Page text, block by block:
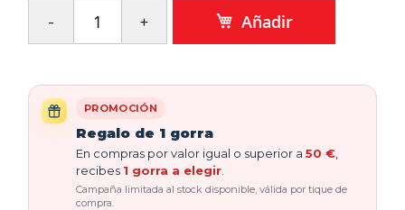
Añadir
PROMOCIÓN
Regalo de 1 gorra
En compras por valor igual o superior a 50 €
recibes 1 gorra a elegir
Campaña limitada al stock disponible, válida por tique de
compra.